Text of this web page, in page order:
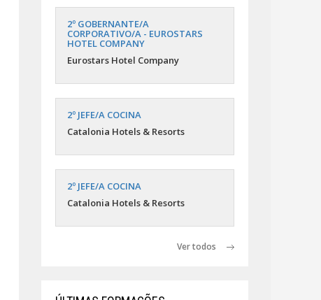
2º GOBERNANTE/A
CORPORATIVO/A - EUROSTARS
HOTEL COMPANY
Eurostars Hotel Company
2º JEFE/A COCINA
Catalonia Hotels & Resorts
2º JEFE/A COCINA
Catalonia Hotels & Resorts
Ver todos